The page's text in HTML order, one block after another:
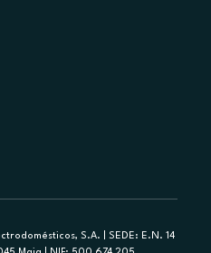
S.A. | SEDE: E.N. 14